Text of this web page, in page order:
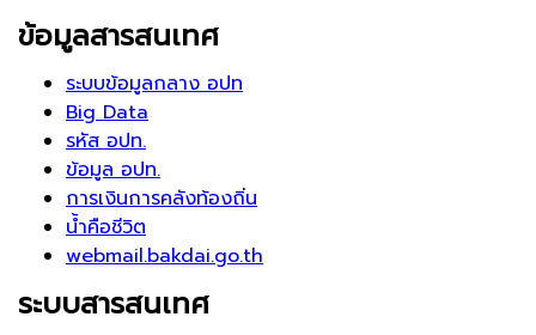
ข้อมูลสารสนเทศ
ระบบข้อมูลกลาง อปท
Big Data
รหัส อปท.
ข้อมูล อปท.
การเงินการคลังท้องถิ่น
น้ำคือชีวิต
webmail.bakdai.go.th
ระบบสารสนเทศ